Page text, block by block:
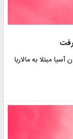
مبتلا به مالاریا